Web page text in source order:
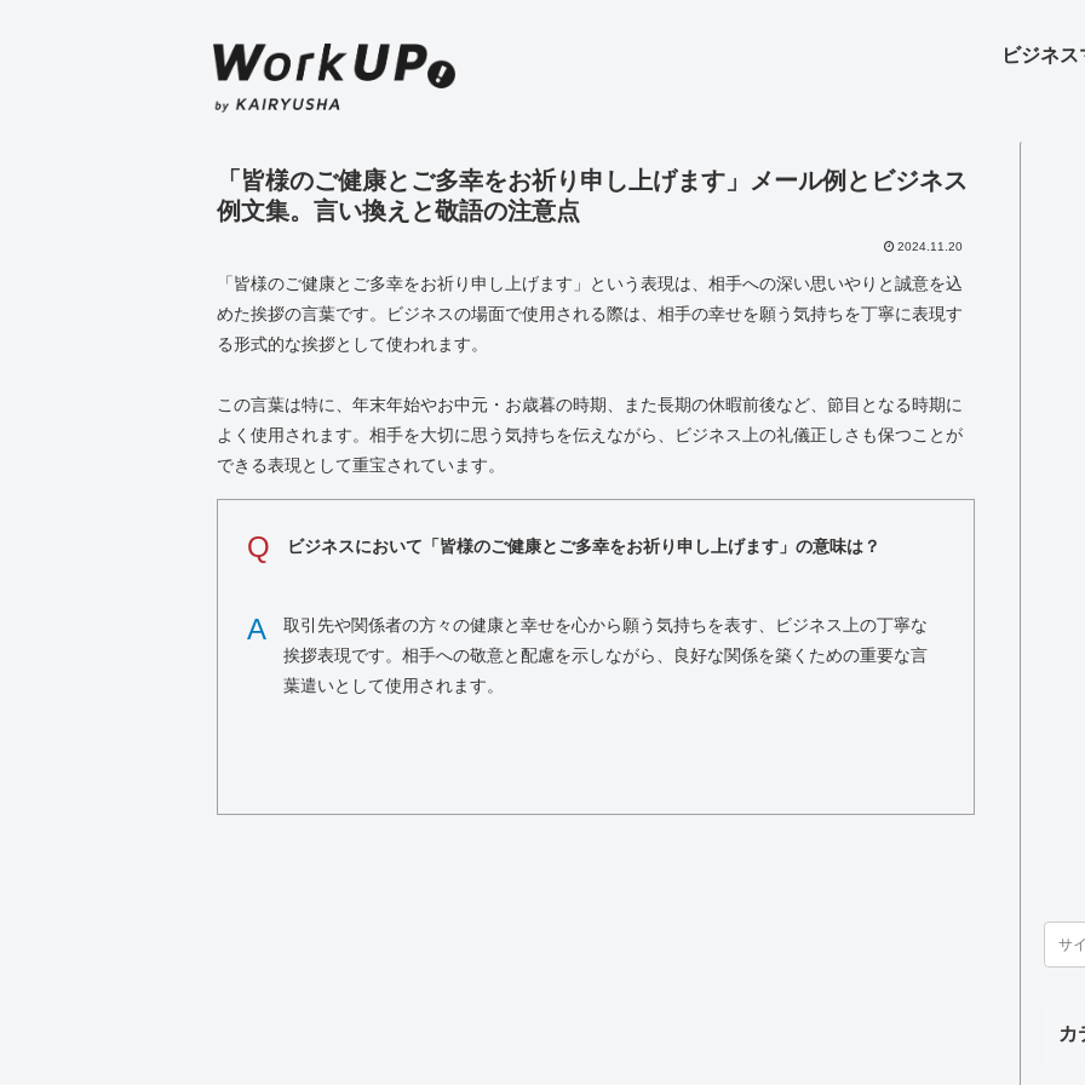
ビジネ
「皆様のご健康とご多幸をお祈り申し上げます」メール例とビジネス
例文集。言い換えと敬語の注意点
2024.11.20
「皆様のご健康とご多幸をお祈り申し上げます」という表現は、相手への深い思いやりと誠意を込
めた挨拶の言葉です。ビジネスの場面で使用される際は、相手の幸せを願う気持ちを丁寧に表現す
る形式的な挨拶として使われます。
この言葉は特に、年末年始やお中元・お歳暮の時期、また長期の休暇前後など、節目となる時期に
よく使用されます。相手を大切に思う気持ちを伝えながら、ビジネス上の礼儀正しさも保つことが
できる表現として重宝されています。
Q ビジネスにおいて「皆様のご健康とご多幸をお祈り申し上げます」の意味は？
A
取引先や関係者の方々の健康と幸せを心から願う気持ちを表す、ビジネス上の丁寧な
挨拶表現です。相手への敬意と配慮を示しながら、良好な関係を築くための重要な言
葉遣いとして使用されます。
カ